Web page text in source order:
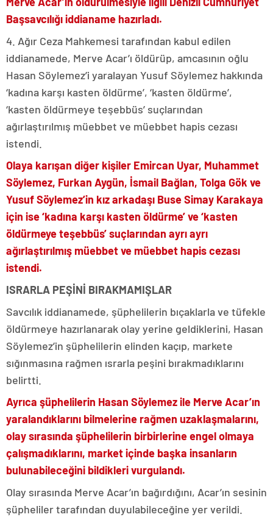
Başsavcılığı iddianame hazırladı.
4. Ağır Ceza Mahkemesi tarafından kabul edilen
iddianamede, Merve Acar’ı öldürüp, amcasının oğlu
Hasan Söylemez’i yaralayan Yusuf Söylemez hakkında
‘kadına karşı kasten öldürme’, ‘kasten öldürme’,
‘kasten öldürmeye teşebbüs’ suçlarından
ağırlaştırılmış müebbet ve müebbet hapis cezası
istendi.
Olaya karışan diğer kişiler Emircan Uyar, Muhammet
Söylemez, Furkan Aygün, İsmail Bağlan, Tolga Gök ve
Yusuf Söylemez’in kız arkadaşı Buse Simay Karakaya
için ise ‘kadına karşı kasten öldürme’ ve ‘kasten
öldürmeye teşebbüs’ suçlarından ayrı ayrı
ağırlaştırılmış müebbet ve müebbet hapis cezası
istendi.
ISRARLA PEŞİNİ BIRAKMAMIŞLAR
Savcılık iddianamede, şüphelilerin bıçaklarla ve tüfekle
öldürmeye hazırlanarak olay yerine geldiklerini, Hasan
Söylemez’in şüphelilerin elinden kaçıp, markete
sığınmasına rağmen ısrarla peşini bırakmadıklarını
belirtti.
Ayrıca şüphelilerin Hasan Söylemez ile Merve Acar’ın
yaralandıklarını bilmelerine rağmen uzaklaşmalarını,
olay sırasında şüphelilerin birbirlerine engel olmaya
çalışmadıklarını, market içinde başka insanların
bulunabileceğini bildikleri vurgulandı.
Olay sırasında Merve Acar’ın bağırdığını, Acar’ın sesinin
şüpheliler tarafından duyulabileceğine yer verildi.